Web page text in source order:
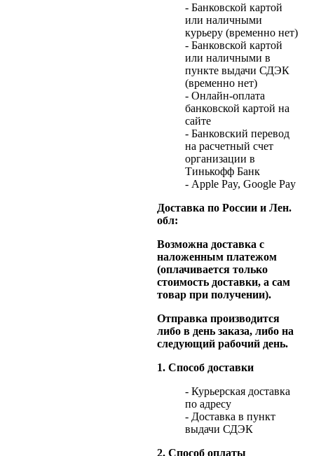
- Банковской картой
или наличными
курьеру (временно нет)
- Банковской картой
или наличными в
пункте выдачи СДЭК
(временно нет)
- Онлайн-оплата
банковской картой на
сайте
- Банковский перевод
на расчетный счет
организации в
Тинькофф Банк
- Apple Pay, Google Pay
Доставка по России и Лен.
обл:
Возможна доставка с
наложенным платежом
(оплачивается только
стоимость доставки, а сам
товар при получении).
Отправка производится
либо в день заказа, либо на
следующий рабочий день.
1. Способ доставки
- Курьерская доставка
по адресу
- Доставка в пункт
выдачи СДЭК
2. Способ оплаты